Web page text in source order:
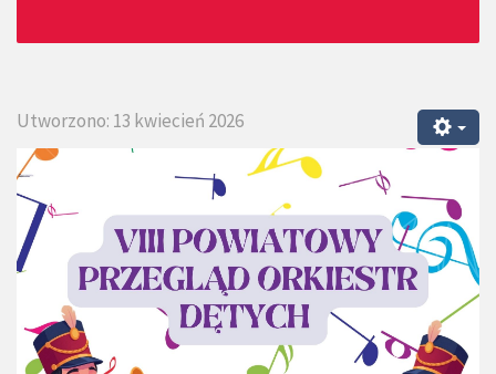
Utworzono: 13 kwiecień 2026